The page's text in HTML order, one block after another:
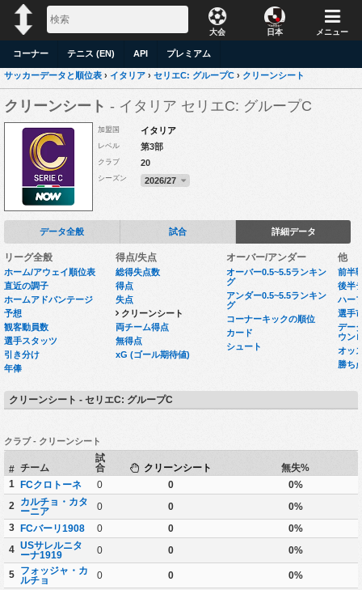
大会 日本 メニュー
コーナー テニス (EN) API プレミアム
サッカーデータと順位表 › イタリア › セリエC: グループC › クリーンシート
クリーンシート - イタリア セリエC: グループC
加盟国 イタリア
レベル 第3部
クラブ 20
シーズン 2026/27
データ全般 試合 詳細データ
リーグ全般
ホーム/アウェイ順位表
直近の調子
ホームアドバンテージ
予想
観客動員数
選手スタッツ
引き分け
年俸
得点/失点
総得失点数
得点
失点
クリーンシート
両チーム得点
無得点
xG (ゴール期待値)
オーバー/アンダー
オーバー0.5~5.5ランキン
グ
アンダー0.5~5.5ランキン
グ
コーナーキックの順位
カード
シュート
他
前半
後半
ハー
選手
デー
ウン
オッ
勝ち
クリーンシート - セリエC: グループC
クラブ - クリーンシート
# チーム
試
合
クリーンシート 無失%
1 FCクロトーネ 0 0 0%
2
カルチョ・カタ
ーニア
0 0 0%
3 FCバーリ1908 0 0 0%
4
USサレルニタ
ーナ1919
0 0 0%
5
フォッジャ・カ
ルチョ
0 0 0%